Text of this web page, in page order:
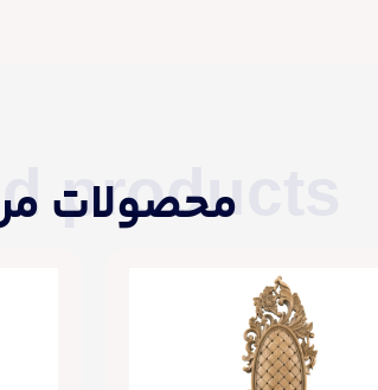
products
محصولات